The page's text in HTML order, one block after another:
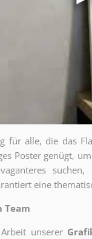
für alle, die das
Poster genügt,
eine
Team
unserer